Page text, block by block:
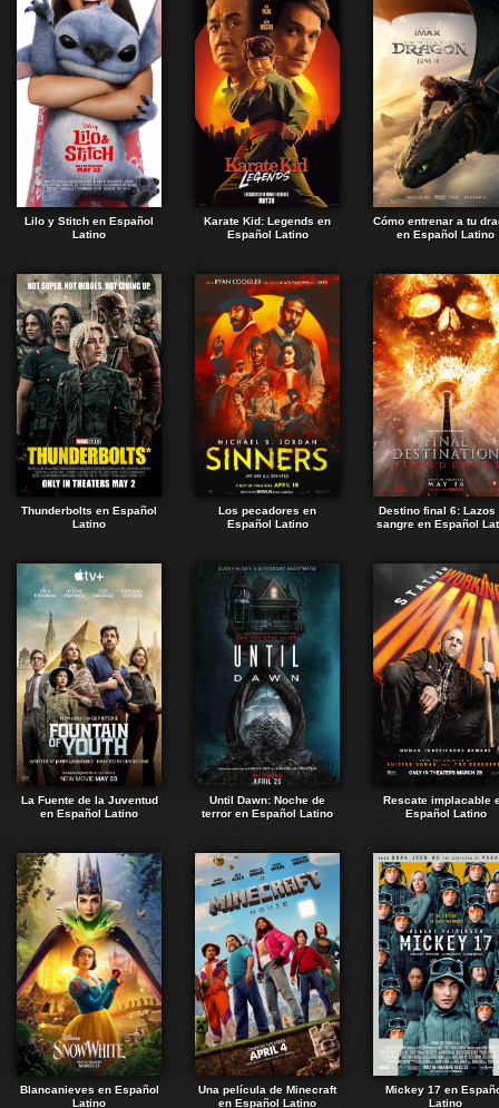
Lilo y Stitch en Español
Latino
Karate Kid: Legends en
Español Latino
Cómo entrenar a tu
en Español Latino
Thunderbolts en Español
Latino
Los pecadores en
Español Latino
Destino final 6: Lazos
sangre en Español
La Fuente de la Juventud
en Español Latino
Until Dawn: Noche de
terror en Español Latino
Rescate implacable
Español Latino
Blancanieves en Español
Latino
Una película de Minecraft
en Español Latino
Mickey 17 en
Latino